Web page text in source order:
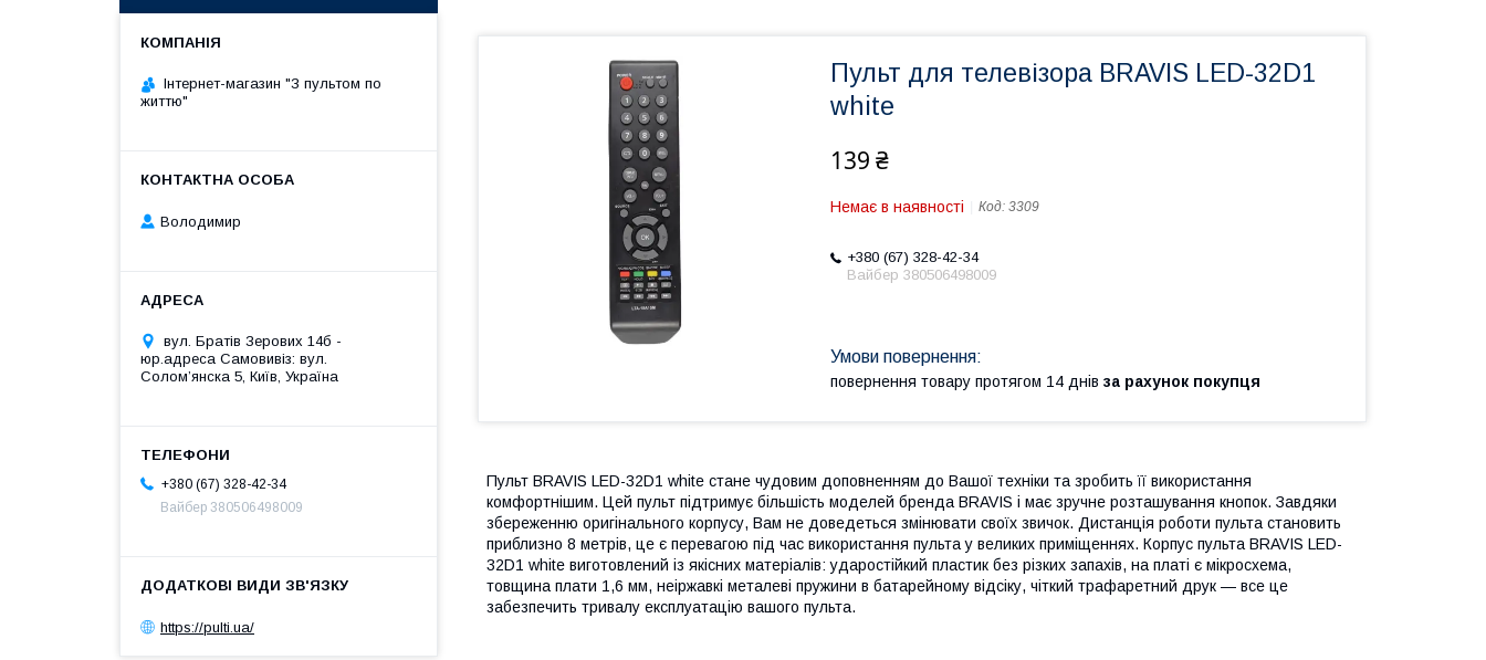
Пульт для телевізора BRAVIS LED-32D1
white
139 ₴
Немає в наявності Код: 3309
+380 (67) 328-42-34
Вайбер 380506498009
повернення товару протягом 14 днів за рахунок покупця
Пульт BRAVIS LED-32D1 white стане чудовим доповненням до Вашої техніки та зробить її використання
комфортнішим. Цей пульт підтримує більшість моделей бренда BRAVIS і має зручне розташування кнопок. Завдяки
збереженню оригінального корпусу, Вам не доведеться змінювати своїх звичок. Дистанція роботи пульта становить
приблизно 8 метрів, це є перевагою під час використання пульта у великих приміщеннях. Корпус пульта BRAVIS LED-
32D1 white виготовлений із якісних матеріалів: ударостійкий пластик без різких запахів, на платі є мікросхема,
товщина плати 1,6 мм, неіржавкі металеві пружини в батарейному відсіку, чіткий трафаретний друк — все це
забезпечить тривалу експлуатацію вашого пульта.
Інтернет-магазин "З пультом по
життю"
Володимир
вул. Братів Зерових 14б -
юр.адреса Самовивіз: вул.
Соломʼянска 5, Київ, Україна
+380 (67) 328-42-34
Вайбер 380506498009
https://pulti.ua/